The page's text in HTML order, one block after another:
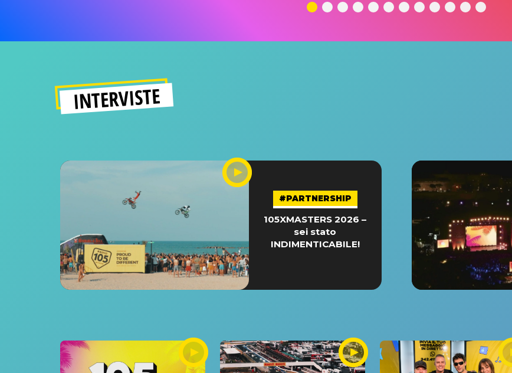
INTERVISTE
#PARTNERSHIP
105XMASTERS 2026 –
sei stato
INDIMENTICABILE!